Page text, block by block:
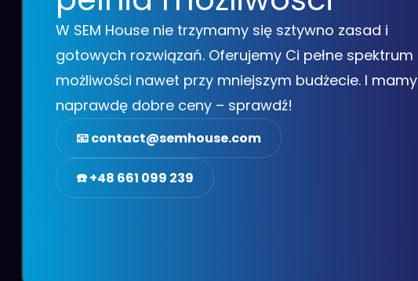
W SEM House nie trzymamy się sztywno zasad i
gotowych rozwiązań. Oferujemy Ci pełne spektrum
możliwości nawet przy mniejszym budżecie. I mamy
naprawdę dobre ceny – sprawdź!
📧 contact@semhouse.com
☎️ +48 661 099 239